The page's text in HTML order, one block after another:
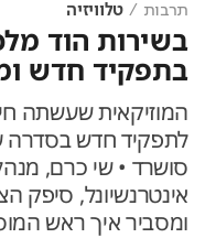
תרבות טלוויזיה
בשירות הוד
בתפקיד חדש
המוזיקאית שעשתה
לתפקיד חדש בסדרה
סושרד • שי כרם,
אינטרנשיונל,
ומסביר איך ראש